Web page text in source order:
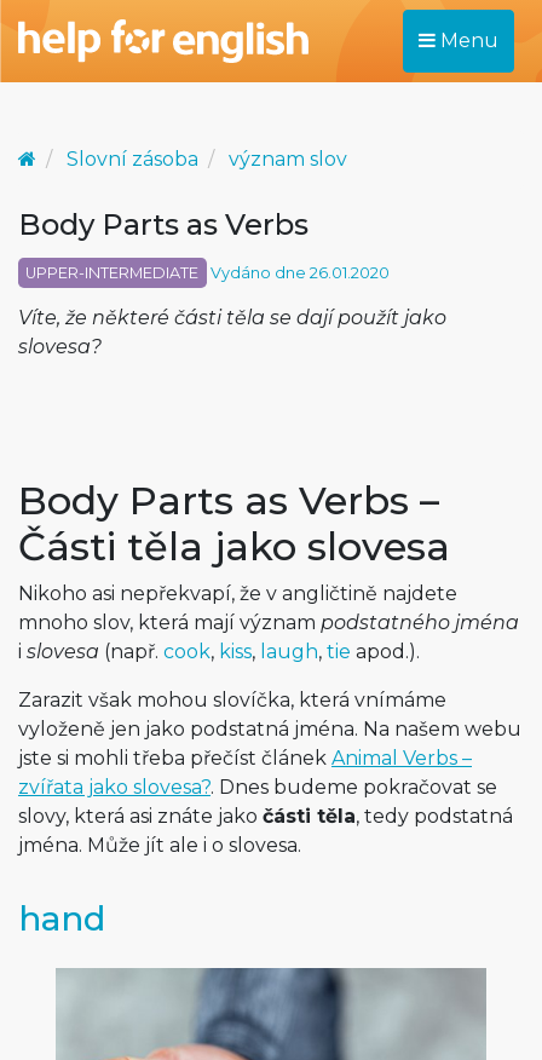
Menu
Slovní zásoba význam slov
Body Parts as Verbs
UPPER-INTERMEDIATE Vydáno dne 26.01.2020
Víte, že některé části těla se dají použít jako
slovesa?
Body Parts as Verbs –
Části těla jako slovesa
Nikoho asi nepřekvapí, že v angličtině najdete
mnoho slov, která mají význam podstatného jména
i slovesa (např. cook, kiss, laugh, tie apod.).
Zarazit však mohou slovíčka, která vnímáme
vyloženě jen jako podstatná jména. Na našem webu
jste si mohli třeba přečíst článek Animal Verbs –
zvířata jako slovesa?. Dnes budeme pokračovat se
slovy, která asi znáte jako části těla, tedy podstatná
jména. Může jít ale i o slovesa.
hand